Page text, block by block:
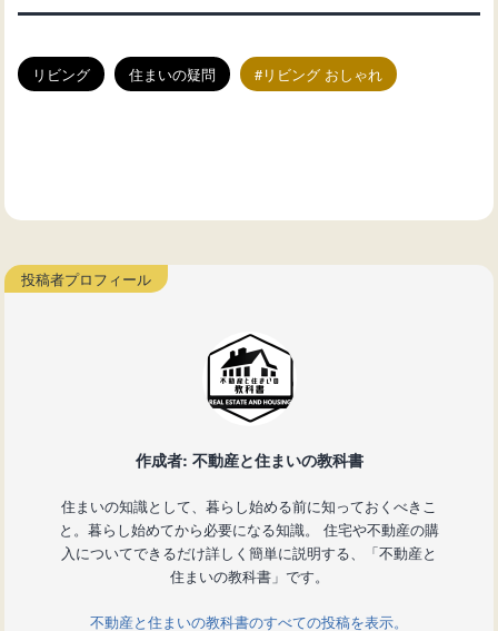
リビング 住まいの疑問 リビング おしゃれ
作成者: 不動産と住まいの教科書
住まいの知識として、暮らし始める前に知っておくべきこ
と。暮らし始めてから必要になる知識。 住宅や不動産の購
入についてできるだけ詳しく簡単に説明する、「不動産と
住まいの教科書」です。
不動産と住まいの教科書のすべての投稿を表示。